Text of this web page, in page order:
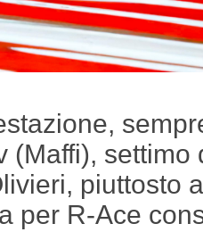
(Maffi), settimo
piuttosto
per R-Ace